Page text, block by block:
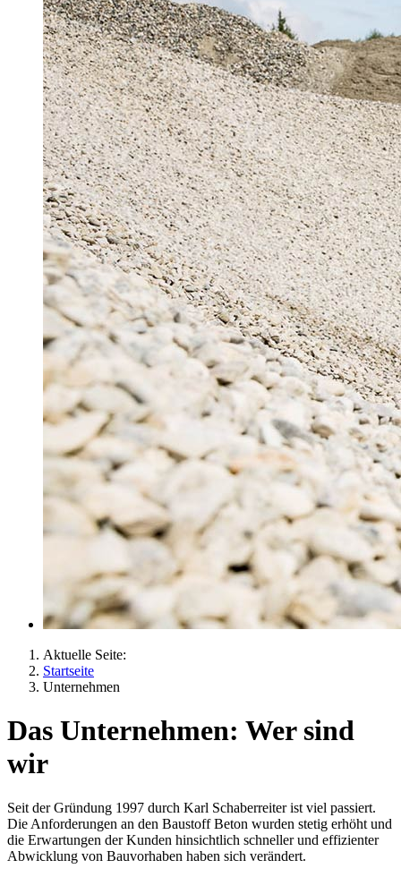
Aktuelle Seite:
Startseite
Unternehmen
Das Unternehmen: Wer sind
wir
Seit der Gründung 1997 durch Karl Schaberreiter ist viel passiert.
Die Anforderungen an den Baustoff Beton wurden stetig erhöht und
die Erwartungen der Kunden hinsichtlich schneller und effizienter
Abwicklung von Bauvorhaben haben sich verändert.